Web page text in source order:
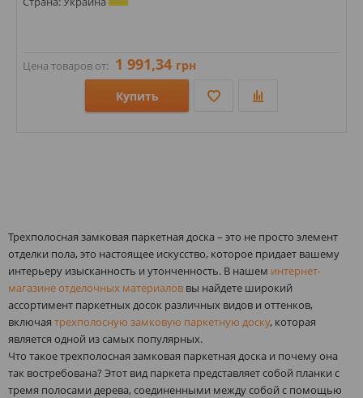
Цена товаров от: 1 991,34 грн
Купить
Трехполосная замковая паркетная доска – это не просто элемент
отделки пола, это настоящее искусство, которое придает вашему
интерьеру изысканность и утонченность. В нашем интернет-
магазине отделочных материалов вы найдете широкий
ассортимент паркетных досок различных видов и оттенков,
включая трехполосную замковую паркетную доску, которая
является одной из самых популярных.
Что такое трехполосная замковая паркетная доска и почему она
так востребована? Этот вид паркета представляет собой планки с
тремя полосами дерева, соединенными между собой с помощью